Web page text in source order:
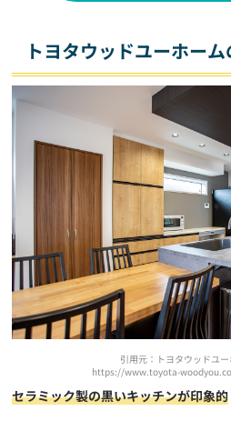
トヨタウッドユーホー
引用元：トヨタウッドユ
https://www.toyota-
セラミック製の黒いキッチンが印象的